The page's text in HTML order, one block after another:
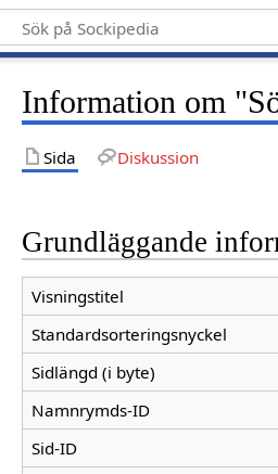
Information om
Sida Diskussion
Grundläggande
Visningstitel
Standardsorteringsnyckel
Sidlängd (i byte)
Namnrymds-ID
Sid-ID